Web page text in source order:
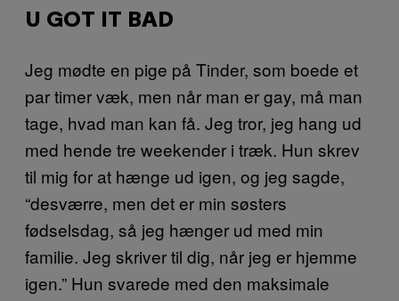
U GOT IT BAD
Jeg mødte en pige på Tinder, som boede et
par timer væk, men når man er gay, må man
tage, hvad man kan få. Jeg tror, jeg hang ud
med hende tre weekender i træk. Hun skrev
til mig for at hænge ud igen, og jeg sagde,
“desværre, men det er min søsters
fødselsdag, så jeg hænger ud med min
familie. Jeg skriver til dig, når jeg er hjemme
igen.” Hun svarede med den maksimale